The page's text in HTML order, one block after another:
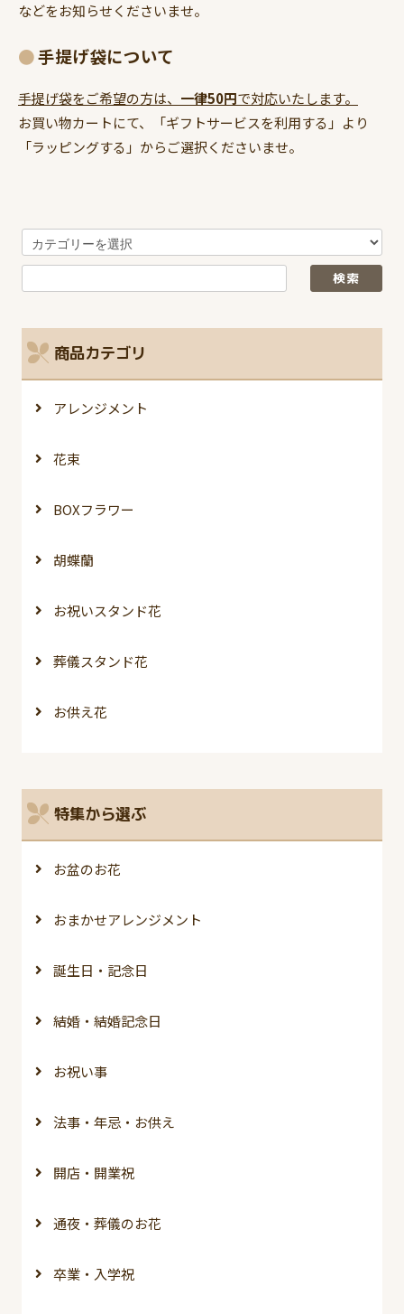
などをお知らせくださいませ。
手提げ袋について
手提げ袋をご希望の方は、 一律50円で対応いたします。
お買い物カートにて、「ギフトサービスを利用する」より
「ラッピングする」からご選択くださいませ。
商品カテゴリ
アレンジメント
花束
BOXフラワー
胡蝶蘭
お祝いスタンド花
葬儀スタンド花
お供え花
特集から選ぶ
お盆のお花
おまかせアレンジメント
誕生日・記念日
結婚・結婚記念日
お祝い事
法事・年忌・お供え
開店・開業祝
通夜・葬儀のお花
卒業・入学祝